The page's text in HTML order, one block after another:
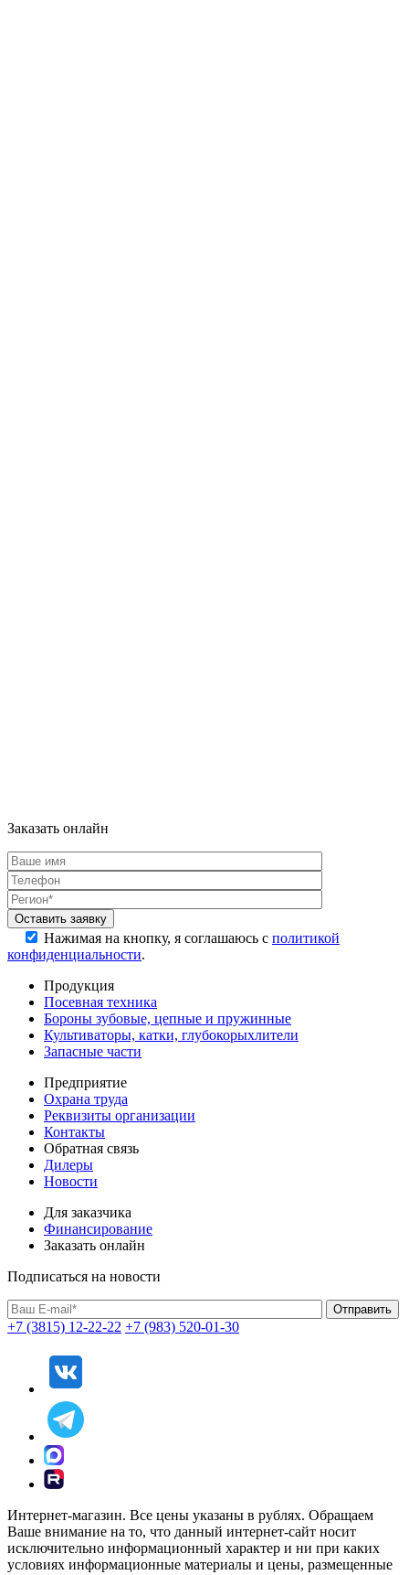
Заказать онлайн
Нажимая на кнопку, я соглашаюсь с политикой
конфиденциальности.
Продукция
Посевная техника
Бороны зубовые, цепные и пружинные
Культиваторы, катки, глубокорыхлители
Запасные части
Предприятие
Охрана труда
Реквизиты организации
Контакты
Обратная связь
Дилеры
Новости
Для заказчика
Финансирование
Заказать онлайн
Подписаться на новости
+7 (3815) 12-22-22 +7 (983) 520-01-30
Интернет-магазин. Все цены указаны в рублях. Обращаем
Ваше внимание на то, что данный интернет-сайт носит
исключительно информационный характер и ни при каких
условиях информационные материалы и цены, размещенные